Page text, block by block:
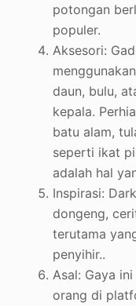
potongan
populer.
Aksesori:
daun, bulu,
kepala.
batu alam,
seperti ikat
adalah hal
Inspirasi:
dongeng,
terutama
penyihir..
Asal: Gaya
orang di